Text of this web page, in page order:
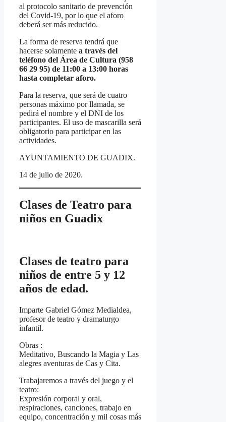
al protocolo sanitario de prevención
del Covid-19, por lo que el aforo
deberá ser más reducido.
La forma de reserva tendrá que
hacerse solamente a través del
teléfono del Área de Cultura (958
66 29 95) de 11:00 a 13:00 horas
hasta completar aforo.
Para la reserva, que será de cuatro
personas máximo por llamada, se
pedirá el nombre y el DNI de los
participantes. El uso de mascarilla será
obligatorio para participar en las
actividades.
AYUNTAMIENTO DE GUADIX.
14 de julio de 2020.
Clases de Teatro para
niños en Guadix
Clases de teatro para
niños de entre 5 y 12
años de edad.
Imparte Gabriel Gómez Medialdea,
profesor de teatro y dramaturgo
infantil.
Obras :
Meditativo, Buscando la Magia y Las
alegres aventuras de Cas y Cita.
Trabajaremos a través del juego y el
teatro:
Expresión corporal y oral,
respiraciones, canciones, trabajo en
equipo, concentración y mil cosas más